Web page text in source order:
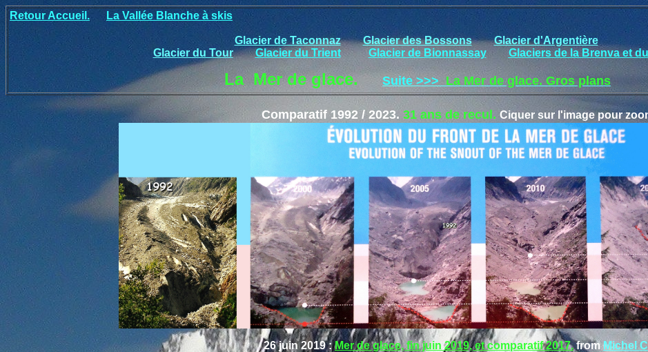
Retour Accueil. La Vallée Blanche à skis
Glacier de Taconnaz Glacier des Bossons
Glacier d'Argentière
Glacier du Tour
Glacier du Trient Glacier de Bionnassay Glaciers de la Brenva et
La Mer de glace. Suite >>> La Mer de glace. Gros plans
Comparatif 1992 / 2023. 31 ans de recul. Ciquer sur l'image pour
26 juin 2019 :Mer de glace, fin juin 2019, et comparatif 2017. fromMichel